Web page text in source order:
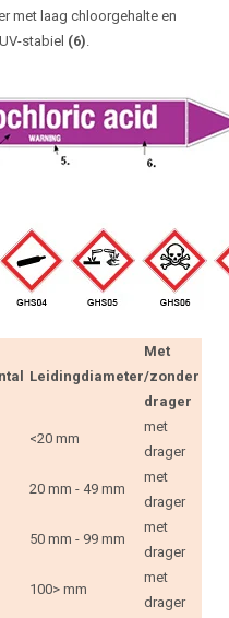
met laag chloorgehalte en
stabiel (6).
Leidingdiameter
Met
/zonder
drager
<20 mm
met
drager
20 mm - 49 mm
met
drager
50 mm - 99 mm
met
drager
100> mm
met
drager